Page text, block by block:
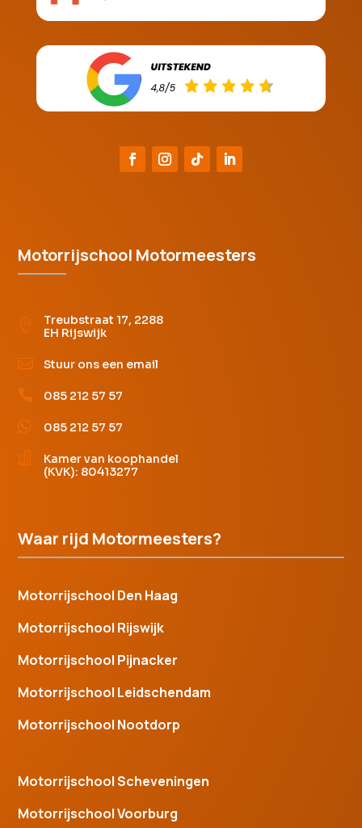
Motorrijschool Motormeesters

Treubstraat 17, 2288
EH Rijswijk
 Stuur ons een email
 085 212 57 57
 085 212 57 57

Kamer van koophandel
(KVK): 80413277
Waar rijd Motormeesters?
Motorrijschool Den Haag
Motorrijschool Rijswijk
Motorrijschool Pijnacker
Motorrijschool Leidschendam
Motorrijschool Nootdorp
Motorrijschool Scheveningen
Motorrijschool Voorburg